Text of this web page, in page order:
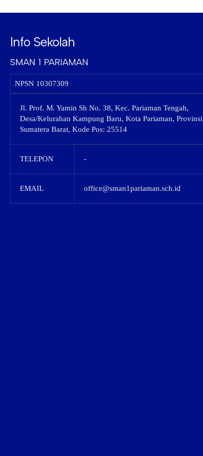
Info Sekolah
SMAN 1 PARIAMAN
NPSN 10307309
Jl. Prof. M. Yamin Sh No. 38, Kec. Pariaman Tengah,
Desa/Kelurahan Kampung Baru, Kota Pariaman, Provinsi
Sumatera Barat, Kode Pos: 25514
TELEPON -
EMAIL office@sman1pariaman.sch.id